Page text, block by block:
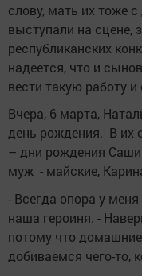
слову, мать их тоже
выступали на сцене,
республиканских
надеется, что и
вести такую работу
Вчера, 6 марта,
день рождения. В их
– дни рождения
муж - майские,
- Всегда опора у
наша героиня. -
потому что
добиваемся чего-то,